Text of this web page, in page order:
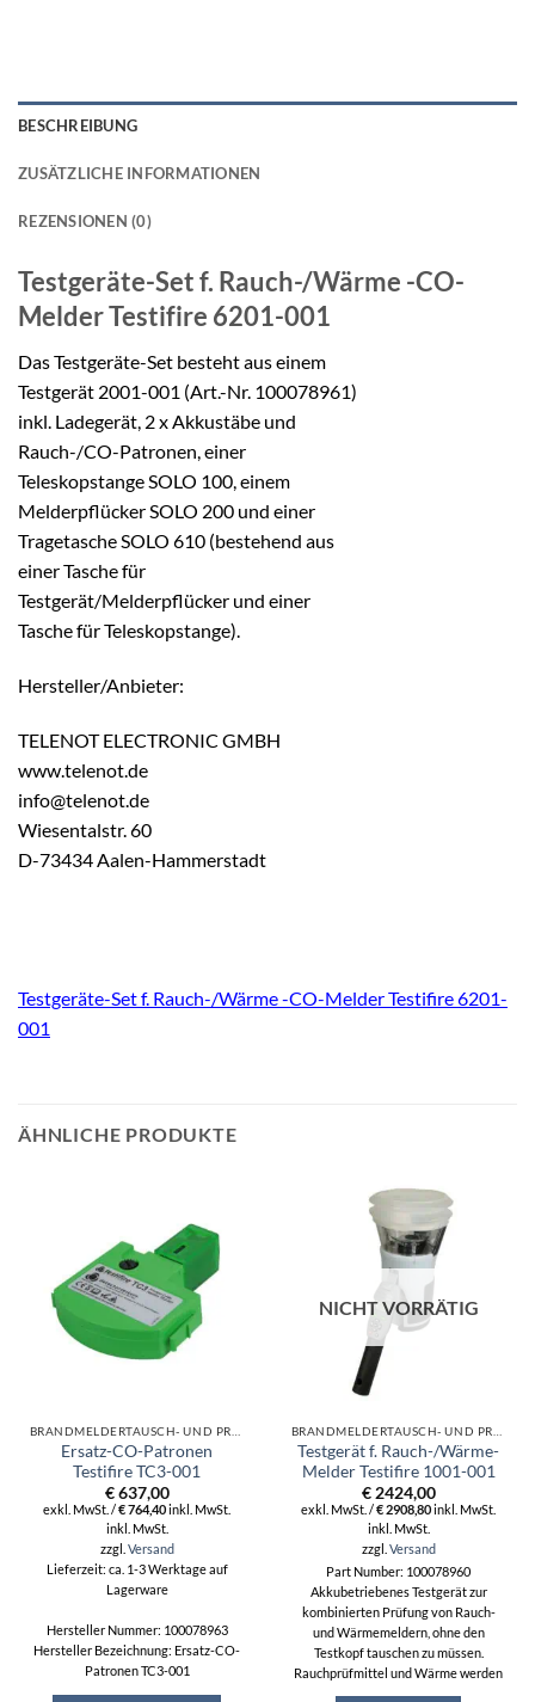
BESCHREIBUNG
ZUSÄTZLICHE INFORMATIONEN
REZENSIONEN (0)
Testgeräte-Set f. Rauch-/Wärme -CO-
Melder Testifire 6201-001
Das Testgeräte-Set besteht aus einem
Testgerät 2001-001 (Art.-Nr. 100078961)
inkl. Ladegerät, 2 x Akkustäbe und
Rauch-/CO-Patronen, einer
Teleskopstange SOLO 100, einem
Melderpflücker SOLO 200 und einer
Tragetasche SOLO 610 (bestehend aus
einer Tasche für
Testgerät/Melderpflücker und einer
Tasche für Teleskopstange).
Hersteller/Anbieter:
TELENOT ELECTRONIC GMBH
www.telenot.de
info@telenot.de
Wiesentalstr. 60
D-73434 Aalen-Hammerstadt
Testgeräte-Set f. Rauch-/Wärme -CO-Melder Testifire 6201-
001
ÄHNLICHE PRODUKTE
Ersatz-CO-Patronen
Testifire TC3-001
€637,00
exkl. MwSt. /€764,40inkl. MwSt.
inkl. MwSt.
zzgl. Versand
Lieferzeit: ca. 1-3 Werktage auf
Lagerware
Hersteller Nummer: 100078963
Hersteller Bezeichnung: Ersatz-CO-
Patronen TC3-001
NICHT VORRÄTIG
Testgerät f. Rauch-/Wärme-
Melder Testifire 1001-001
€2424,00
exkl. MwSt. /€2908,80inkl. MwSt.
inkl. MwSt.
zzgl. Versand
Part Number: 100078960
Akkubetriebenes Testgerät zur
kombinierten Prüfung von Rauch-
und Wärmemeldern, ohne den
Testkopf tauschen zu müssen.
Rauchprüfmittel und Wärme werden